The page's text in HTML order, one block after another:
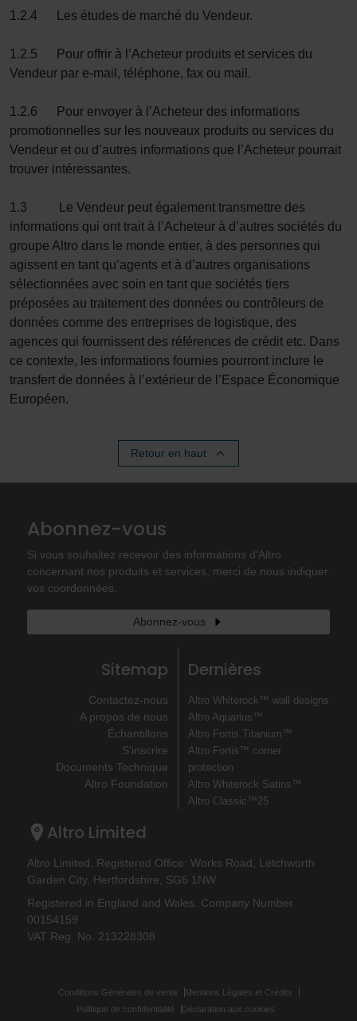
1.2.4 Les études de marché du Vendeur.
1.2.5 Pour offrir à l’Acheteur produits et services du
Vendeur par e-mail, téléphone, fax ou mail.
1.2.6 Pour envoyer à l’Acheteur des informations
promotionnelles sur les nouveaux produits ou services du
Vendeur et ou d’autres informations que l’Acheteur pourrait
trouver intéressantes.
1.3 Le Vendeur peut également transmettre des
informations qui ont trait à l’Acheteur à d’autres sociétés du
groupe Altro dans le monde entier, à des personnes qui
agissent en tant qu’agents et à d’autres organisations
sélectionnées avec soin en tant que sociétés tiers
préposées au traitement des données ou contrôleurs de
données comme des entreprises de logistique, des
agences qui fournissent des références de crédit etc. Dans
ce contexte, les informations fournies pourront inclure le
transfert de données à l’extérieur de l’Espace Économique
Européen.
Retour en haut
Abonnez-vous
Si vous souhaitez recevoir des informations d’Altro
concernant nos produits et services, merci de nous indiquer
vos coordonnées.
Abonnez-vous
Sitemap
Contactez-nous
A propos de nous
Échantillons
S'inscrire
Documents Technique
Altro Foundation
Dernières
Altro Whiterock™ wall designs
Altro Aquarius™
Altro Fortis Titanium™
Altro Fortis™ corner
protection
Altro Whiterock Satins™
Altro Classic™25
Altro Limited
Altro Limited. Registered Office: Works Road, Letchworth
Garden City, Hertfordshire, SG6 1NW
Registered in England and Wales. Company Number
00154159
VAT Reg. No. 213228308
Conditions Générales de vente
Mentions Légales et Crédits
Politique de confidentialité
Déclaration aux cookies